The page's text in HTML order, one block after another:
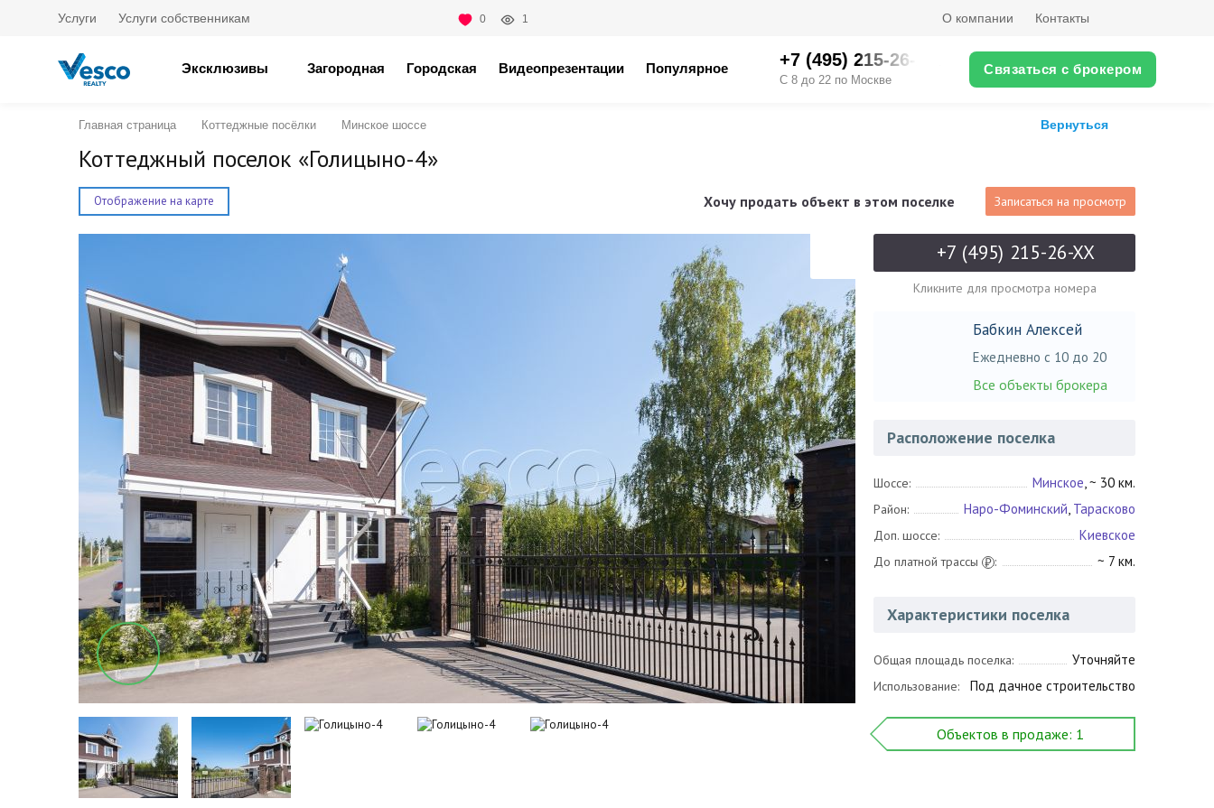
Услуги Услуги собственникам 0 1 О компании Контакты
Эксклюзивы Загородная Городская Видеопрезентации Популярное +7 (495) 215-26-XX
С 8 до 22 по Москве
Связаться с брокером
Главная страница Коттеджные посёлки Минское шоссе Вернуться
Коттеджный поселок «Голицыно-4»
Отображение на карте Хочу продать объект в этом поселке Записаться на просмотр
+7 (495) 215-26-XX
Кликните для просмотра номера
Бабкин Алексей
Ежедневно с 10 до 20
Все объекты брокера
Расположение поселка
Шоссе: Минское, ~ 30 км.
Район: Наро-Фоминский, Тарасково
Доп. шоссе: Киевское
До платной трассы ₽ : ~ 7 км.
Характеристики поселка
Общая площадь поселка: Уточняйте
Использование: Под дачное строительство
Объектов в продаже: 1